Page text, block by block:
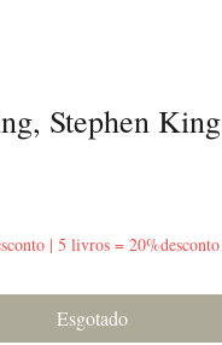
Stephen King
| 5 livros = 20%desconto
Esgotado